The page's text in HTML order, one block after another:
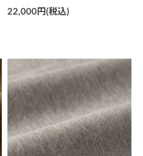
22,000円(税込)